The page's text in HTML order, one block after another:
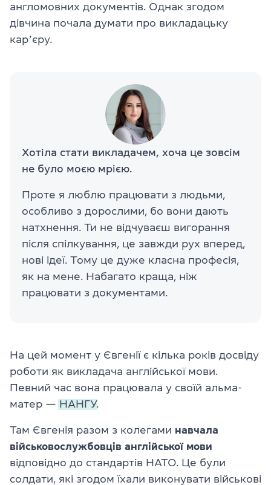
англомовних документів. Однак згодом
дівчина почала думати про викладацьку
карʼєру.
Хотіла стати викладачем, хоча це зовсім
не було моєю мрією.
Проте я люблю працювати з людьми,
особливо з дорослими, бо вони дають
натхнення. Ти не відчуваєш вигорання
після спілкування, це завжди рух вперед,
нові ідеї. Тому це дуже класна професія,
як на мене. Набагато краща, ніж
працювати з документами.
На цей момент у Євгенії є кілька років досвіду
роботи як викладача англійської мови.
Певний час вона працювала у своїй альма-
матер — НАНГУ.
Там Євгенія разом з колегами навчала
військовослужбовців англійської мови
відповідно до стандартів НАТО. Це були
солдати, які згодом їхали виконувати військові